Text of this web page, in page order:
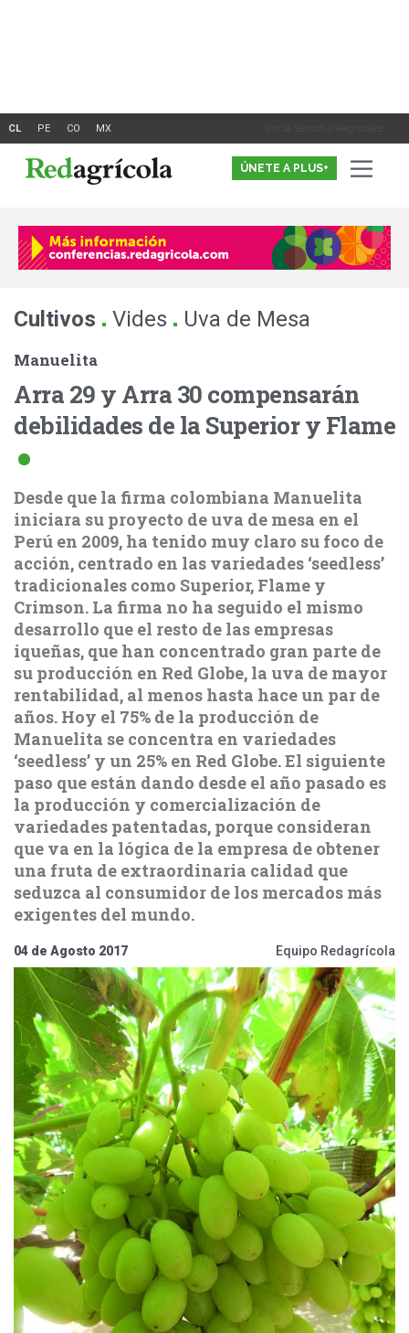
Inicia Sesión o Registrate
ÚNETE A PLUS+
Cultivos . Vides . Uva de Mesa
Manuelita
Arra 29 y Arra 30 compensarán
debilidades de la Superior y Flame
Desde que la firma colombiana Manuelita
iniciara su proyecto de uva de mesa en el
Perú en 2009, ha tenido muy claro su foco de
acción, centrado en las variedades ‘seedless’
tradicionales como Superior, Flame y
Crimson. La firma no ha seguido el mismo
desarrollo que el resto de las empresas
iqueñas, que han concentrado gran parte de
su producción en Red Globe, la uva de mayor
rentabilidad, al menos hasta hace un par de
años. Hoy el 75% de la producción de
Manuelita se concentra en variedades
‘seedless’ y un 25% en Red Globe. El siguiente
paso que están dando desde el año pasado es
la producción y comercialización de
variedades patentadas, porque consideran
que va en la lógica de la empresa de obtener
una fruta de extraordinaria calidad que
seduzca al consumidor de los mercados más
exigentes del mundo.
04 de Agosto 2017 Equipo Redagrícola